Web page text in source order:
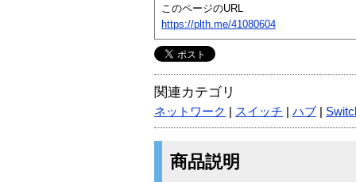
このページのURL
https://plth.me/41080604
関連カテゴリ
ネットワーク スイッチ ハブ
商品説明